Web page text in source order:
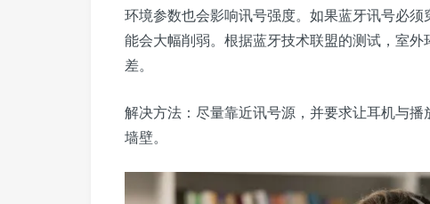
环境参数也会影响讯号强度。如果蓝牙讯号必
能会大幅削弱。根据蓝牙技术联盟的测试，室
差。
解决方法：尽量靠近讯号源，并要求让耳机与
墙壁。